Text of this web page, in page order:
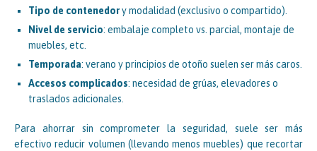
Tipo de contenedory modalidad (exclusivo o compartido).
Nivel de servicio: embalaje completo vs. parcial, montaje de
muebles, etc.
Temporada: verano y principios de otoño suelen ser más caros.
Accesos complicados: necesidad de grúas, elevadores o
traslados adicionales.
Para ahorrar sin comprometer la seguridad, suele ser más
efectivo reducir volumen (llevando menos muebles) que recortar